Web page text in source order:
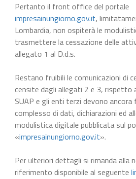
Pertanto il front office del portale
impresainungiorno.gov.it,
Lombardia, non ospiterà le
trasmettere la cessazione delle
allegato 1 al D.d.s.
Restano fruibili le comunicazioni di
censite dagli allegati 2 e 3, rispetto
SUAP e gli enti terzi devono
complesso di dati, dichiarazioni ed
modulistica digitale pubblicata sul
«impresainungiorno.gov.it».
Per ulteriori dettagli si rimanda alla
riferimento disponibile al seguente